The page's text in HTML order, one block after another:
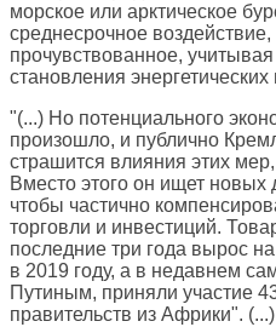
морское или арктическое
среднесрочное
прочувствованное,
становления энергетических
"(...) Но потенциального
произошло, и публично
страшится влияния этих
Вместо этого он ищет
чтобы частично
торговли и инвестиций.
последние три года вырос
в 2019 году, а в недавнем
Путиным, приняли участие
правительств из Африки". (...)